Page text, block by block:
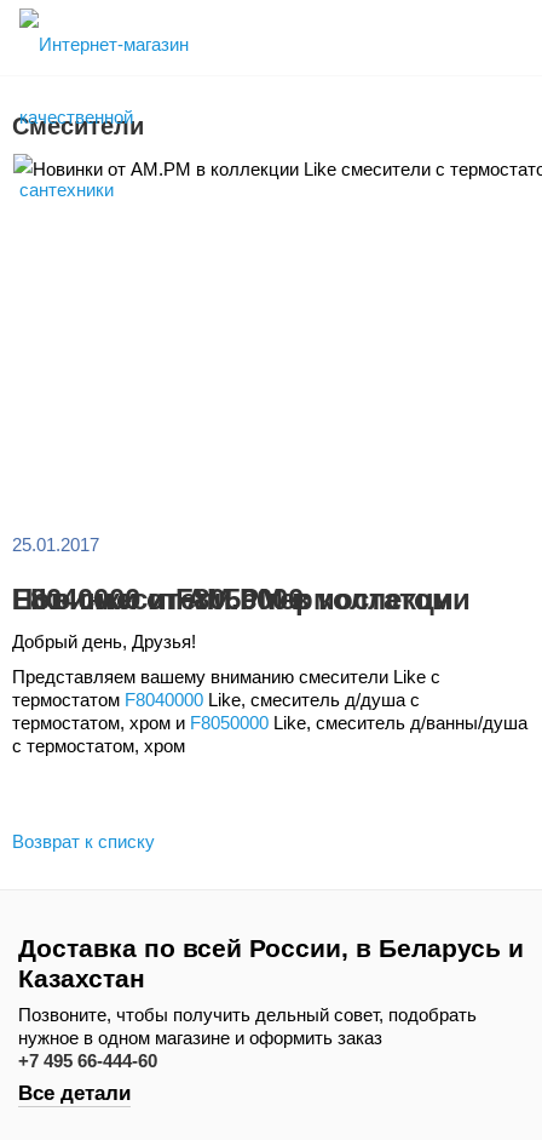
Смесители
25.01.2017
Новинки от AM.PM в коллекции Like смесители с термостатом F8040000 и F8050000
Добрый день, Друзья!
Представляем вашему вниманию смесители Like с
термостатом F8040000 Like, смеситель д/душа с
термостатом, хром и F8050000 Like, смеситель д/ванны/душа
с термостатом, хром
Возврат к списку
Доставка по всей России, в Беларусь и
Казахстан
Позвоните, чтобы получить дельный совет, подобрать
нужное в одном магазине и оформить заказ
+7 495 66-444-60
Все детали